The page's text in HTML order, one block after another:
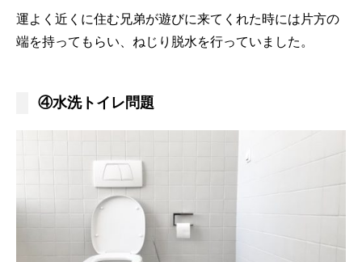
運よく近くに住む兄弟が遊びに来てくれた時には片方の
端を持ってもらい、ねじり脱水を行っていました。
④水洗トイレ問題